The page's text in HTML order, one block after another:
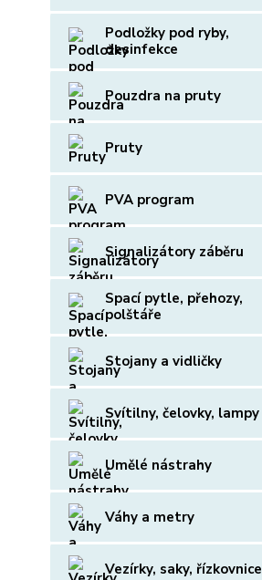
Podložky pod ryby,
desinfekce
Pouzdra na pruty
Pruty
PVA program
Signalizátory záběru
Spací pytle, přehozy,
polštáře
Stojany a vidličky
Svítilny, čelovky, lampy
Umělé nástrahy
Váhy a metry
Vezírky, saky, řízkovnice